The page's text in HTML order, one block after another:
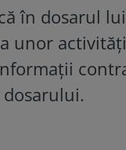
că în dosarul
unor